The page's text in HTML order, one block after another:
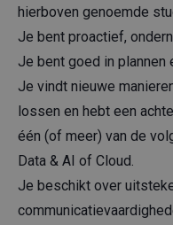
hierboven genoemde
Je bent proactief,
Je bent goed in plannen
Je vindt nieuwe
lossen en hebt een
één (of meer) van de
Data & AI of Cloud.
Je beschikt over